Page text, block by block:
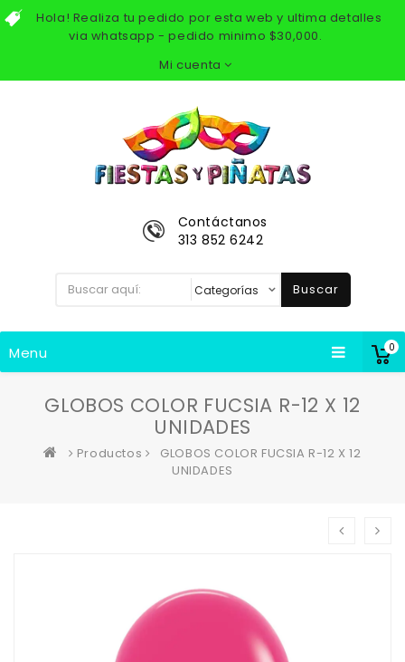
Hola! Realiza tu pedido por esta web y ultima detalles
via whatsapp - pedido minimo $30,000.
Mi cuenta
0
Contáctanos
313 852 6242
Buscar
Menu
GLOBOS COLOR FUCSIA R-12 X 12
UNIDADES
Productos
GLOBOS COLOR FUCSIA R-12 X 12
UNIDADES